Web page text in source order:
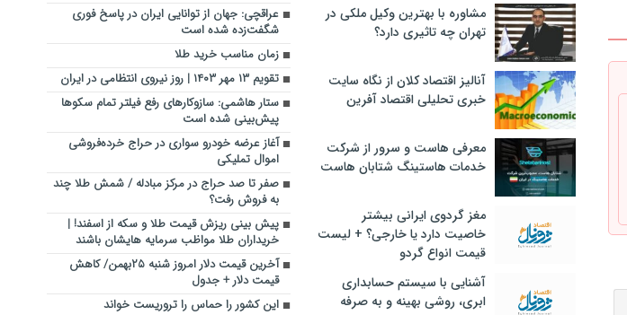
مشاوره با بهترین وکیل ملکی در
تهران چه تاثیری دارد؟
آنالیز اقتصاد کلان از نگاه سایت
خبری تحلیلی اقتصاد آفرین
معرفی هاست و سرور از شرکت
خدمات هاستینگ شتابان هاست
مغز گردوی ایرانی بیشتر
خاصیت دارد یا خارجی؟ + لیست
قیمت انواع گردو
آشنایی با سیستم حسابداری
ابری، روشی بهینه و به صرفه
عراقچی: جهان از توانایی ایران در پاسخ فوری
شگفت‌زده شده است
زمان مناسب خرید طلا
تقویم ۱۳ مهر ۱۴۰۳ | روز نیروی انتظامی در ایران
ستار هاشمی: سازوکارهای رفع فیلتر تمام سکوها
پیش‌بینی شده است
آغاز عرضه خودرو سواری در حراج خرده‌فروشی
اموال تملیکی
صفر تا صد حراج در مرکز مبادله / شمش طلا چند
به فروش رفت؟
پیش بینی ریزش قیمت طلا و سکه از اسفند! |
خریداران طلا مواظب سرمایه هایشان باشند
آخرین قیمت دلار امروز شنبه ۲۵بهمن/ کاهش
قیمت دلار + جدول
این کشور را حماس را تروریست خواند